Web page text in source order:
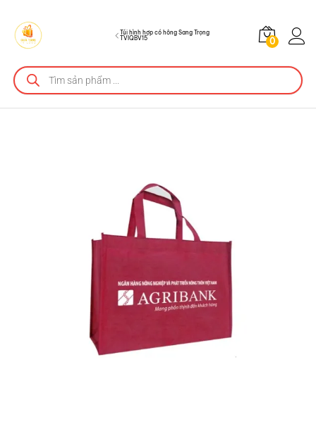
Túi hình hợp có hông Sang Trọng
TVIQBV15
0